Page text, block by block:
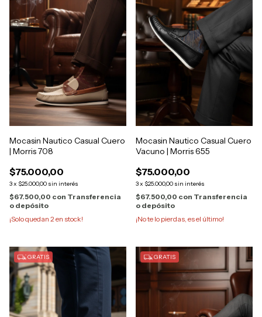
Mocasin Nautico Casual Cuero
| Morris 708
$75.000,00
3x $25.000,00 sin interés
$67.500,00 con Transferencia
o depósito
¡Solo quedan 2 en stock!
Mocasin Nautico Casual Cuero
Vacuno | Morris 655
$75.000,00
3x $25.000,00 sin interés
$67.500,00 con Transferencia
o depósito
¡No te lo pierdas, es el último!
GRATIS GRATIS